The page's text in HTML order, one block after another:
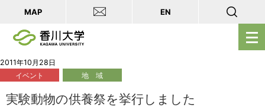
メ
ニ
MAP EN
2011年10月28日
イベント
地 域
実験動物の供養祭を挙行しました